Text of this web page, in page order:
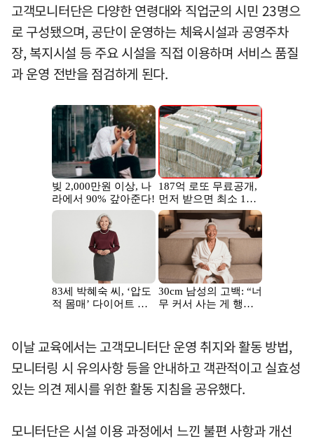
고객모니터단은 다양한 연령대와 직업군의 시민 23명으
로 구성됐으며, 공단이 운영하는 체육시설과 공영주차
장, 복지시설 등 주요 시설을 직접 이용하며 서비스 품질
과 운영 전반을 점검하게 된다.
이날 교육에서는 고객모니터단 운영 취지와 활동 방법,
모니터링 시 유의사항 등을 안내하고 객관적이고 실효성
있는 의견 제시를 위한 활동 지침을 공유했다.
모니터단은 시설 이용 과정에서 느낀 불편 사항과 개선